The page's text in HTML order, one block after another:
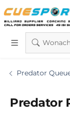
Predator
Predator